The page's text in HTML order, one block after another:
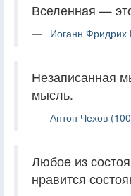
Вселенная —
Иоганн
Незаписанная
мысль.
Антон Чехов
Любое из
нравится